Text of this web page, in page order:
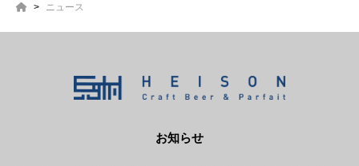
ニュース
お知らせ